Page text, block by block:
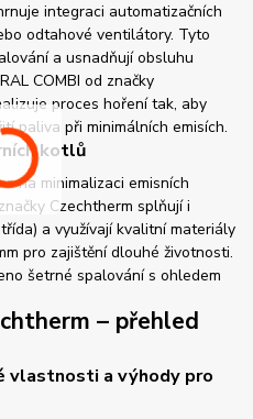
integraci automatizačních
odtahové ventilátory. Tyto
a usnadňují obsluhu
COMBI od značky
proces hoření tak, aby
paliva při minimálních emisích.
kotlů
na minimalizaci emisních
Czechtherm splňují i
a využívají kvalitní materiály
pro zajištění dlouhé životnosti.
šetrné spalování s ohledem
– přehled
vlastnosti a výhody pro